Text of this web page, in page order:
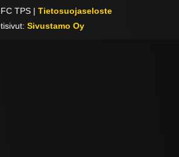
TPS | Tietosuojaseloste
Sivustamo Oy